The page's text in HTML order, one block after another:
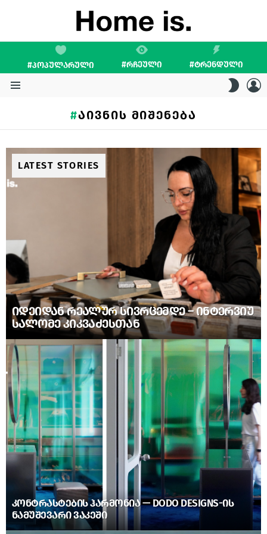
#ᲞᲝᲞᲣᲚᲐᲠᲣᲚᲘ #ᲠᲩᲔᲣᲚᲘ #ᲢᲠᲔᲜᲓᲣᲚᲘ
SKIN
ᲐᲘᲕᲜᲘᲡ ᲛᲘᲨᲔᲜᲔᲑᲐ
LATEST STORIES
ᲘᲓᲔᲘᲓᲐᲜ ᲠᲔᲐᲚᲣᲠ ᲡᲘᲕᲠᲪᲔᲛᲓᲔ – ᲘᲜᲢᲔᲠᲕᲘᲣ
ᲡᲐᲚᲝᲛᲔ ᲙᲘᲙᲕᲐᲫᲔᲡᲗᲐᲜ
ᲙᲝᲜᲢᲠᲐᲡᲢᲔᲑᲘᲡ ᲰᲐᲠᲛᲝᲜᲘᲐ — DODO DESIGNS-ᲘᲡ
ᲜᲐᲛᲣᲨᲔᲕᲐᲠᲘ ᲕᲐᲙᲔᲨᲘ